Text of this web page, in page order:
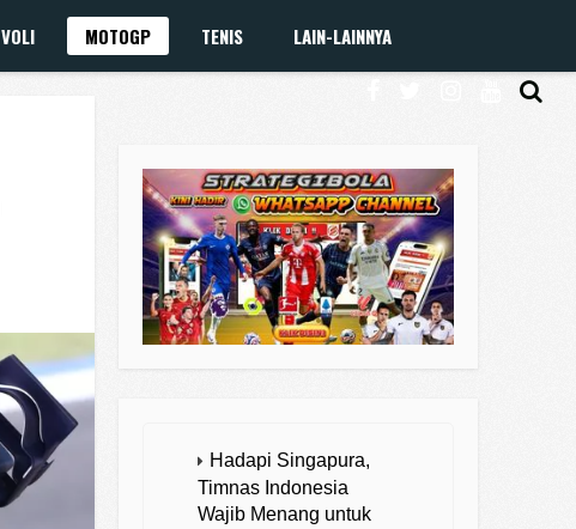
VOLI MOTOGP TENIS LAIN-LAINNYA
Hadapi Singapura,
Timnas Indonesia
Wajib Menang untuk